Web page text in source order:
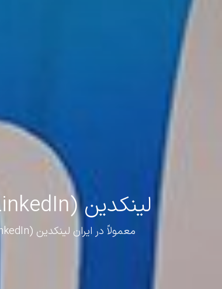
لینکدین (LinkedIn) چطور می‌تواند به افزایش ترافیک وب‌سایت شما کمک کند